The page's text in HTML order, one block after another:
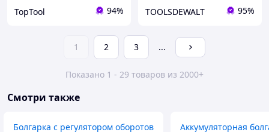
TopTool 94% TOOLSDEWALT 95%
1 2 3 ...
Показано 1 - 29 товаров из 2000+
Смотри также
Болгарка с регулятором оборотов Аккумуляторная